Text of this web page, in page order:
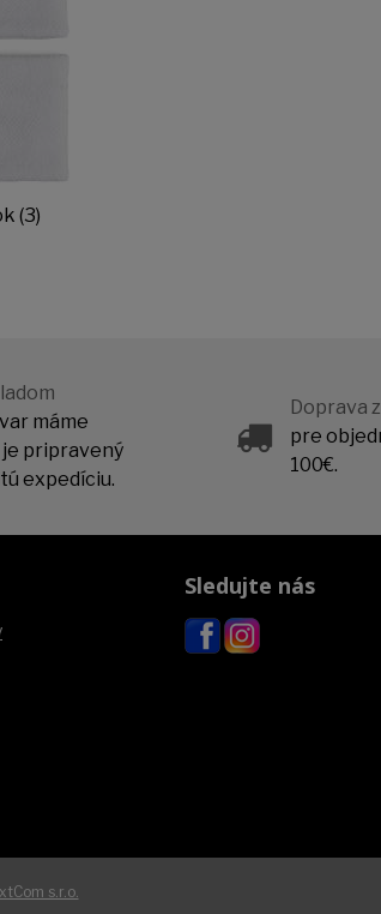
(3)
máme
je pripravený
expedíciu.
Doprava
pre
100€.
Sledujte nás
s.r.o.